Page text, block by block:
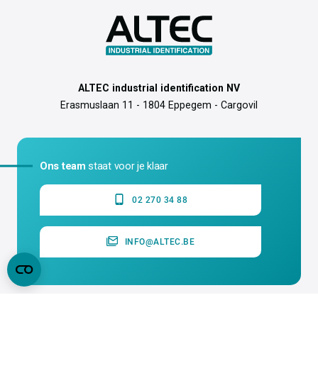
ALTEC industrial identification NV
Erasmuslaan 11 - 1804 Eppegem - Cargovil
Ons team staat voor je klaar
02 270 34 88
INFO@ALTEC.BE